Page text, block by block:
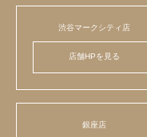
渋谷マークシティ店
店舗HPを見る
銀座店